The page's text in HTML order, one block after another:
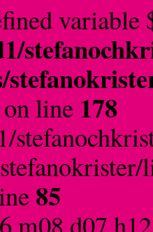
variable
on line 178
85
m08 d07